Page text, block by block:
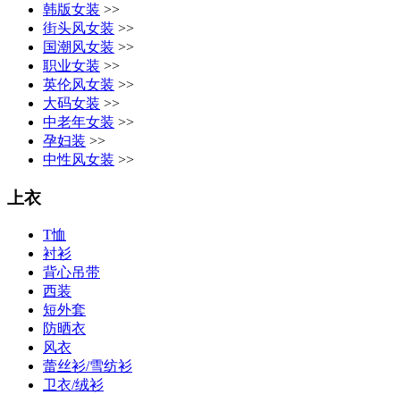
韩版女装 >>
街头风女装 >>
国潮风女装 >>
职业女装 >>
英伦风女装 >>
大码女装 >>
中老年女装 >>
孕妇装 >>
中性风女装 >>
上衣
T恤
衬衫
背心吊带
西装
短外套
防晒衣
风衣
蕾丝衫/雪纺衫
卫衣/绒衫